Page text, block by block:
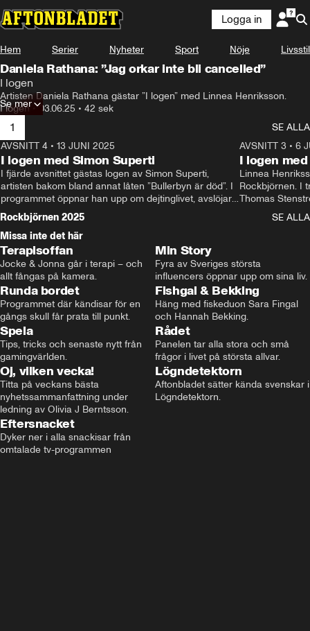
Logga in
Hem Serier Nyheter Sport Nöje Livsstil
Daniela Rathana: ”Jag orkar inte bli cancelled”
I logen
Artisten Daniela Rathana gästar ”I logen” med Linnea Henriksson.
I logen•03.06.25 • 42 sek
Se mer
1
SE ALLA
AVSNITT 4 • 13 JUNI 2025
I logen med Simon Superti
I fjärde avsnittet gästas logen av Simon Superti,
artisten bakom bland annat låten ”Bullerbyn är död”. I
programmet öppnar han upp om dejtinglivet, avslöjar
vad han raderat från sin rider och vilka ”dance moves”
han kör på scen. Samt, låten Superti gärna hade stulit.
AVSNITT 3 • 6
I logen
Linnea
Rockbjörnen. I
Thomas
hårt i ansiktet”
på Stenströms
Rockbjörnen 2025
SE ALLA
Missa inte det här
Terapisoffan
Jocke & Jonna går i terapi – och
allt fångas på kamera.
Min Story
Fyra av Sveriges största
influencers öppnar upp om sina liv.
Runda bordet
Programmet där kändisar för en
gångs skull får prata till punkt.
Fishgal & Bekking
Häng med fiskeduon Sara Fingal
och Hannah Bekking.
Spela
Tips, tricks och senaste nytt från
gamingvärlden.
Rådet
Panelen tar alla stora och små
frågor i livet på största allvar.
Oj, vilken vecka!
Titta på veckans bästa
nyhetssammanfattning under
ledning av Olivia J Berntsson.
Lögndetektorn
Aftonbladet sätter kända svenskar i
Lögndetektorn.
Eftersnacket
Dyker ner i alla snackisar från
omtalade tv-programmen